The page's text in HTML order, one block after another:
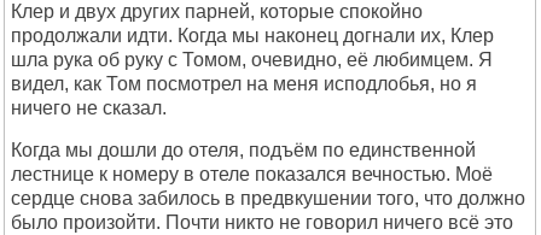
Клер и двух других парней, которые спокойно
продолжали идти. Когда мы наконец догнали их, Клер
шла рука об руку с Томом, очевидно, её любимцем. Я
видел, как Том посмотрел на меня исподлобья, но я
ничего не сказал.
Когда мы дошли до отеля, подъём по единственной
лестнице к номеру в отеле показался вечностью. Моё
сердце снова забилось в предвкушении того, что должно
было произойти. Почти никто не говорил ничего всё это